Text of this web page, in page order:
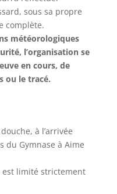
sous sa propre
complète.
météorologiques
l’organisation se
en cours, de
ou le tracé.
à l’arrivée
du Gymnase à Aime
est limité strictement